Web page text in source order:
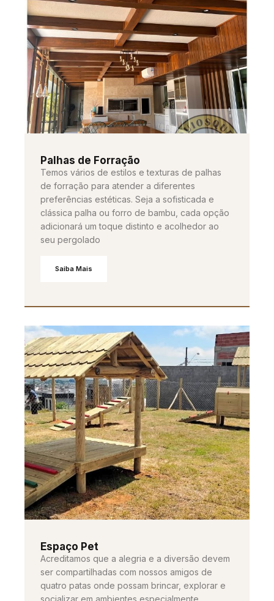
Palhas de Forração
Temos vários de estilos e texturas de palhas
de forração para atender a diferentes
preferências estéticas. Seja a sofisticada e
clássica palha ou forro de bambu, cada opção
adicionará um toque distinto e acolhedor ao
seu pergolado
Saiba Mais
Espaço Pet
Acreditamos que a alegria e a diversão devem
ser compartilhadas com nossos amigos de
quatro patas onde possam brincar, explorar e